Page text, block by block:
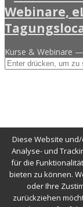
Kurse & Webinare —
Diese Website
Analyse- und
für die
bieten zu können.
oder Ihre
zurückziehen